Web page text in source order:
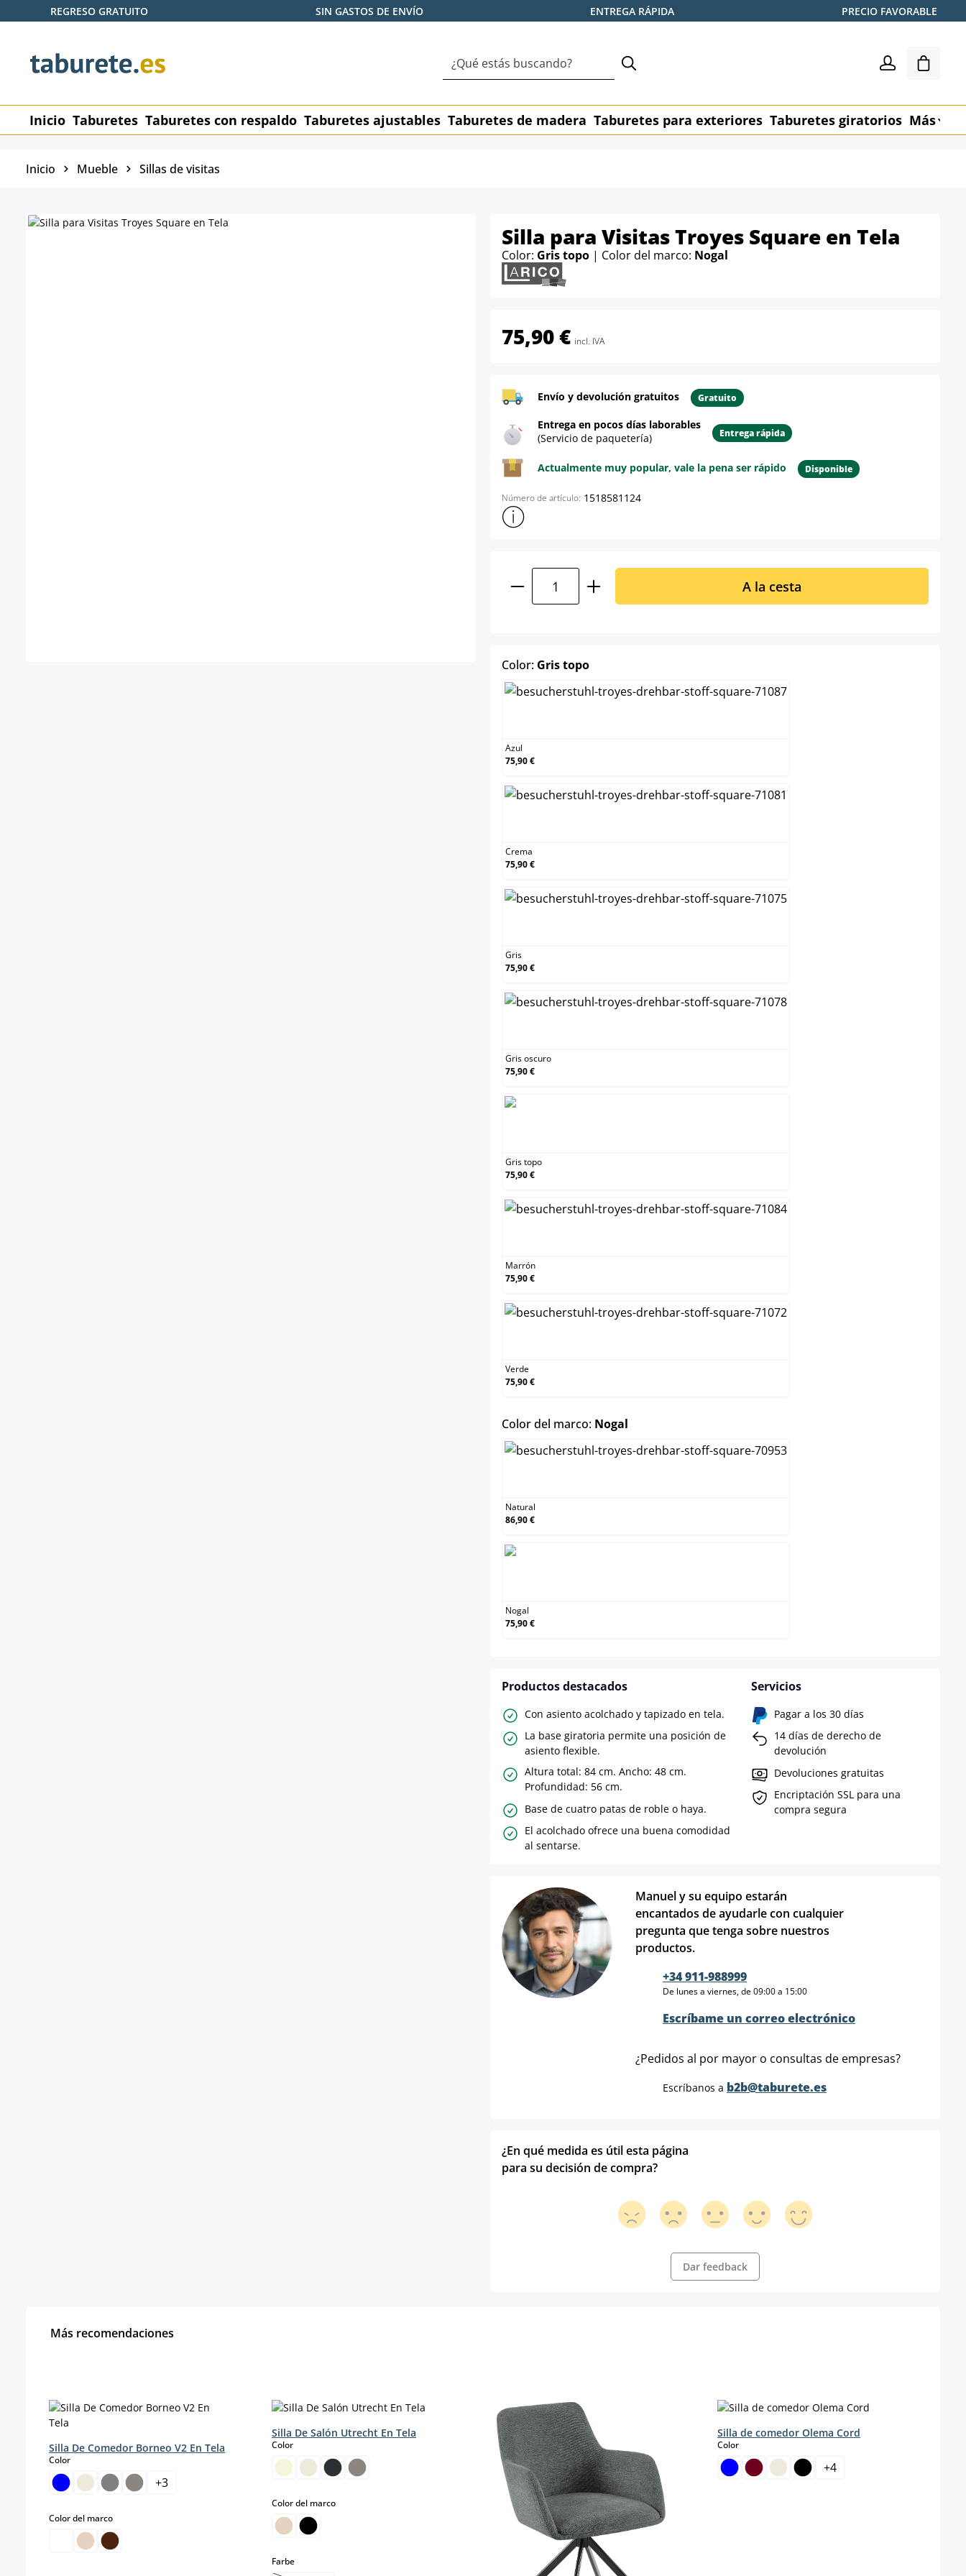
al contenido principal
Saltar a la búsqueda
Saltar a la navegación principal
REGRESO GRATUITO SIN GASTOS DE ENVÍO ENTREGA RÁPIDA PRECIO FAVORABLE
El
Inicio Taburetes Taburetes con respaldo Taburetes ajustables Taburetes de madera Taburetes para exteriores Taburetes giratorios Más
Inicio Mueble Sillas de visitas
Silla para Visitas Troyes Square en Tela
Color: Gris topo | Color del marco: Nogal
75,90 € incl. IVA
Envío y devolución gratuitos Gratuito
Entrega en pocos días laborables
(Servicio de paquetería)
Entrega rápida
Actualmente muy popular, vale la pena ser rápido Disponible
Número de artículo: 1518581124
Mostrar más información sobre el producto
Cantidad del producto: introduce la cantidad deseada o
A la cesta
Color: Gris toposelect
Azul
75,90 €
Crema
75,90 €
Gris
75,90 €
Gris oscuro
75,90 €
Gris topo
75,90 €
Marrón
75,90 €
Verde
75,90 €
Color del marco: Nogal
Natural
86,90 €
Nogal
75,90 €
Productos destacados
Con asiento acolchado y tapizado en tela.
La base giratoria permite una posición de
asiento flexible.
Altura total: 84 cm. Ancho: 48 cm.
Profundidad: 56 cm.
Base de cuatro patas de roble o haya.
El acolchado ofrece una buena comodidad
al sentarse.
Servicios
Pagar a los 30 días
14 días de derecho de
devolución
Devoluciones gratuitas
Encriptación SSL para una
compra segura
Manuel y su equipo estarán
encantados de ayudarle con cualquier
pregunta que tenga sobre nuestros
productos.
+34 911-988999
De lunes a viernes, de 09:00 a 15:00
Escríbame un correo electrónico
¿Pedidos al por mayor o consultas de empresas?
Escríbanos a b2b@taburete.es
¿En qué medida es útil esta página
para su decisión de compra?
Dar feedback
Más recomendaciones
Silla De Comedor Borneo V2 En Tela
Colorselect
+3
Color del marcoselect
Silla De Salón Utrecht En Tela
Colorselect
Color del marcoselect
Farbeselect
Silla de comedor Olema Cord
Colorselect
+4